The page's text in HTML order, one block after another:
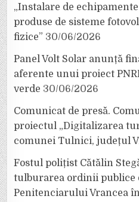
„Instalare de
produse de sisteme
fizice” 30/06/2026
Panel Volt Solar anunță
aferente unui proiect
verde 30/06/2026
Comunicat de presă.
proiectul „Digitalizarea
comunei Tulnici, județul
Fostul polițist Cătălin
tulburarea ordinii publice
Penitenciarului Vrancea